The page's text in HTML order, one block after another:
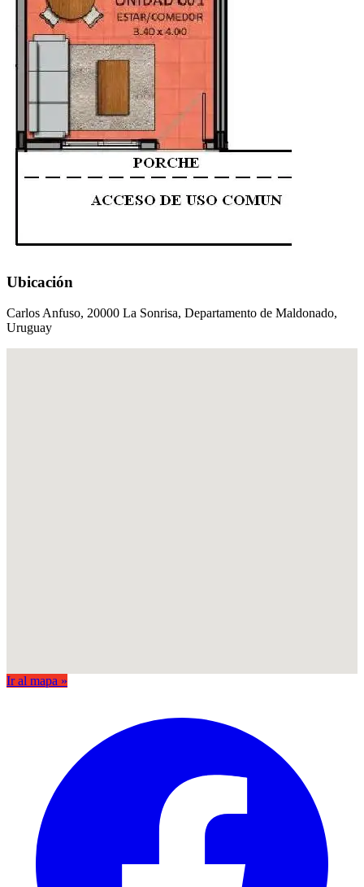
Ubicación
Carlos Anfuso, 20000 La Sonrisa, Departamento de Maldonado,
Uruguay
Ir al mapa »